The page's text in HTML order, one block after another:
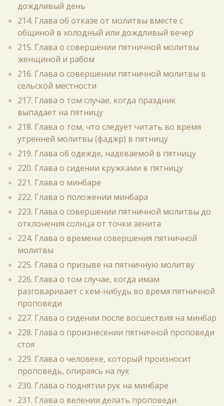
дождливый день
214. Глава об отказе от молитвы вместе с
общиной в холодный или дождливый вечер
215. Глава о совершении пятничной молитвы
женщиной и рабом
216. Глава о совершении пятничной молитвы в
сельской местности
217. Глава о том случае, когда праздник
выпадает на пятницу
218. Глава о том, что следует читать во время
утренней молитвы (фаджр) в пятницу
219. Глава об одежде, надеваемой в пятницу
220. Глава о сидении кружками в пятницу
221. Глава о минбаре
222. Глава о положении минбара
223. Глава о совершении пятничной молитвы до
отклонения солнца от точки зенита
224. Глава о времени совершения пятничной
молитвы
225. Глава о призыве на пятничную молитву
226. Глава о том случае, когда имам
разговаривает с кем-нибудь во время пятничной
проповеди
227. Глава о сидении после восшествия на минбар
228. Глава о произнесении пятничной проповеди
стоя
229. Глава о человеке, который произносит
проповедь, опираясь на лук
230. Глава о поднятии рук на минбаре
231. Глава о велении делать проповеди